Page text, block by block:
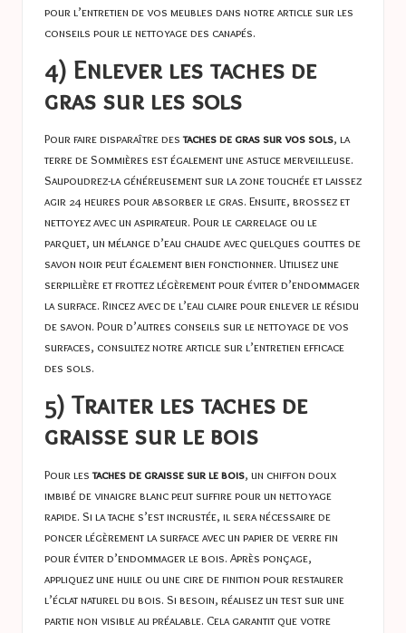
pour l’entretien de vos meubles dans notre article sur les
conseils pour le nettoyage des canapés.
4) Enlever les taches de
gras sur les sols
Pour faire disparaître destaches de gras sur vos sols, la
terre de Sommières est également une astuce merveilleuse.
Saupoudrez-la généreusement sur la zone touchée et laissez
agir 24 heures pour absorber le gras. Ensuite, brossez et
nettoyez avec un aspirateur. Pour le carrelage ou le
parquet, un mélange d’eau chaude avec quelques gouttes de
savon noir peut également bien fonctionner. Utilisez une
serpillière et frottez légèrement pour éviter d’endommager
la surface. Rincez avec de l’eau claire pour enlever le résidu
de savon. Pour d’autres conseils sur le nettoyage de vos
surfaces, consultez notre article surl’entretien efficace
des sols.
5) Traiter les taches de
graisse sur le bois
Pour lestaches de graisse sur le bois, un chiffon doux
imbibé de vinaigre blanc peut suffire pour un nettoyage
rapide. Si la tache s’est incrustée, il sera nécessaire de
poncer légèrement la surface avec un papier de verre fin
pour éviter d’endommager le bois. Après ponçage,
appliquez une huile ou une cire de finition pour restaurer
l’éclat naturel du bois. Si besoin, réalisez un test sur une
partie non visible au préalable. Cela garantit que votre